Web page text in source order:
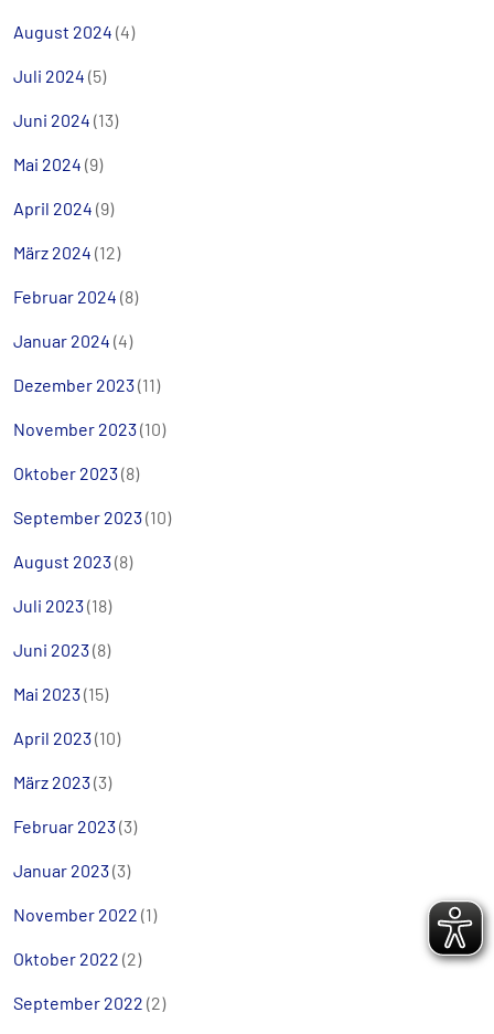
August 2024 (4)
Juli 2024 (5)
Juni 2024 (13)
Mai 2024 (9)
April 2024 (9)
März 2024 (12)
Februar 2024 (8)
Januar 2024 (4)
Dezember 2023(11)
November 2023(10)
Oktober 2023(8)
September 2023(10)
August 2023(8)
Juli 2023(18)
Juni 2023(8)
Mai 2023(15)
April 2023(10)
März 2023(3)
Februar 2023(3)
Januar 2023(3)
November 2022 (1)
Oktober 2022 (2)
September 2022 (2)